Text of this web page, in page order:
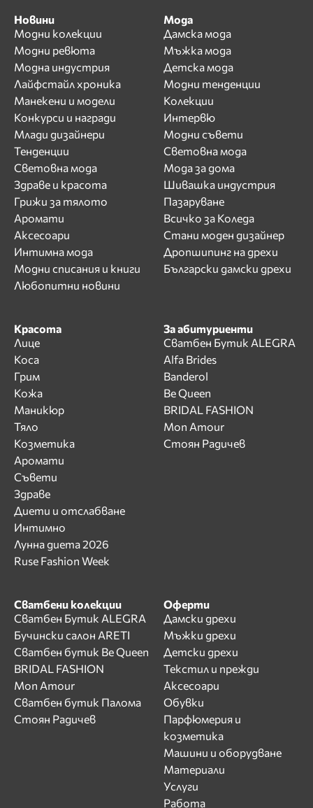
Новини
Модни колекции
Модни ревюта
Модна индустрия
Лайфстайл хроника
Манекени и модели
Конкурси и награди
Млади дизайнери
Тенденции
Световна мода
Здраве и красота
Грижи за тялото
Аромати
Аксесоари
Интимна мода
Модни списания и книги
Любопитни новини
Мода
Дамска мода
Мъжка мода
Детска мода
Модни тенденции
Колекции
Интервю
Модни съвети
Световна мода
Мода за дома
Шивашка индустрия
Пазаруване
Всичко за Коледа
Стани моден дизайнер
Дропшипинг на дрехи
Български дамски дрехи
Красота
Лице
Коса
Грим
Кожа
Маникюр
Тяло
Козметика
Аромати
Съвети
Здраве
Диети и отслабване
Интимно
Лунна диета 2026
Ruse Fashion Week
За абитуриенти
Сватбен Бутик ALEGRA
Alfa Brides
Banderol
Be Queen
BRIDAL FASHION
Mon Amour
Стоян Радичев
Сватбени колекции
Сватбен Бутик ALEGRA
Бучински салон ARETI
Сватбен бутик Be Queen
BRIDAL FASHION
Mon Amour
Сватбен бутик Палома
Стоян Радичев
Оферти
Дамски дрехи
Мъжки дрехи
Детски дрехи
Текстил и прежди
Аксесоари
Обувки
Парфюмерия и
козметика
Машини и оборудване
Материали
Услуги
Работа